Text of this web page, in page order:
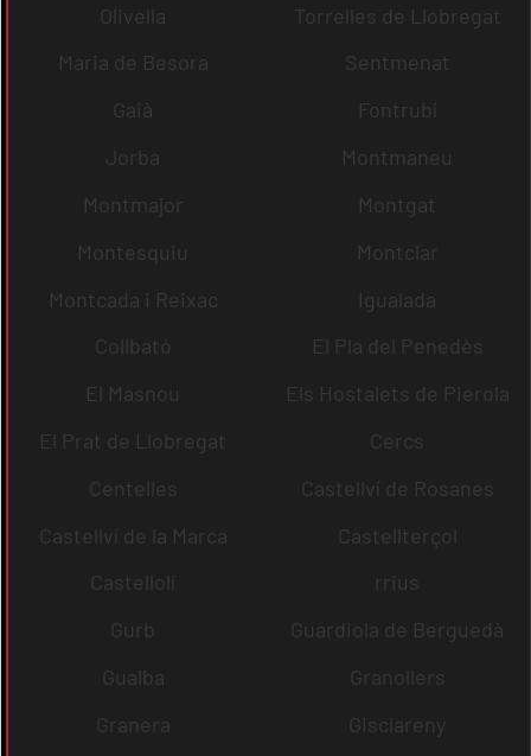
Olivella
Torrelles de Llobregat
Maria de Besora
Sentmenat
Gaià
Fontrubí
Jorba
Montmaneu
Montmajor
Montgat
Montesquiu
Montclar
Montcada i Reixac
Igualada
Collbató
El Pla del Penedès
El Masnou
Els Hostalets de Pierola
El Prat de Llobregat
Cercs
Centelles
Castellví de Rosanes
Castellví de la Marca
Castellterçol
Castellolí
rrius
Gurb
Guardiola de Berguedà
Gualba
Granollers
Granera
Gisclareny